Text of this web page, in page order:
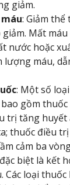
giảm.
: Giảm thể
Mất
nước hoặc
lượng máu,
: Một số
gồm thuốc
trị tăng
thuốc điều
cảm ba
biệt là kết
Các loại